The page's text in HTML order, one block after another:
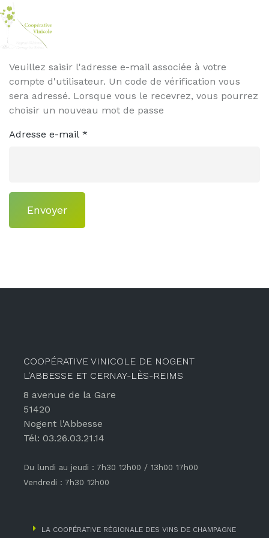
Veuillez saisir l'adresse e-mail associée à votre
compte d'utilisateur. Un code de vérification vous
sera adressé. Lorsque vous le recevrez, vous pourrez
choisir un nouveau mot de passe
Adresse e-mail *
Envoyer
COOPÉRATIVE VINICOLE DE NOGENT
L'ABBESSE ET CERNAY-LÈS-REIMS
8 avenue de la Gare
51420
Nogent l'Abbesse
Tél: 03.26.03.21.14
Du lundi au jeudi : 7h30 12h00 / 13h00 17h00
Vendredi : 7h30 12h00
LA COOPÉRATIVE RÉGIONALE DES VINS DE CHAMPAGNE